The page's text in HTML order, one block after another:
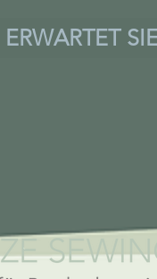
ERWARTET